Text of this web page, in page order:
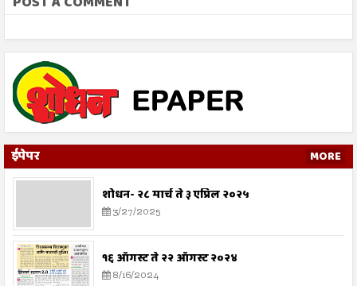
ईपेपर MORE
शोधन- २८ मार्च ते ३ एप्रिल २०२५
3/27/2025
१६ ऑगस्ट ते २२ ऑगस्ट २०२४
8/16/2024